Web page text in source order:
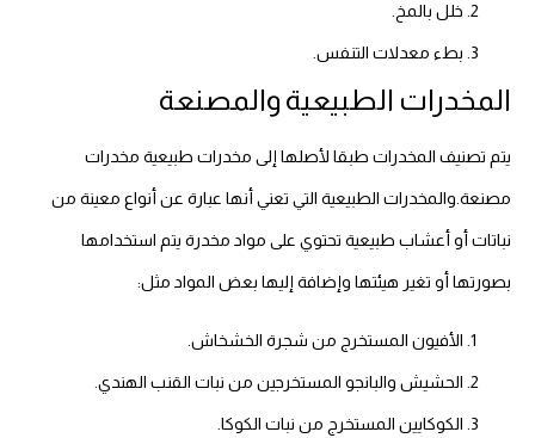
خلل بالمخ.
بطء معدلات التنفس.
المخدرات الطبيعية والمصنعة
يتم تصنيف المخدرات طبقا لأصلها إلى مخدرات طبيعية مخدرات
مصنعة.والمخدرات الطبيعية التي تعني أنها عبارة عن أنواع معينة من
نباتات أو أعشاب طبيعية تحتوي على مواد مخدرة يتم استخدامها
بصورتها أو تغير هيئتها وإضافة إليها بعض المواد مثل:
الأفيون المستخرج من شجرة الخشخاش.
الحشيش والبانجو المستخرجين من نبات القنب الهندي.
الكوكايين المستخرج من نبات الكوكا.